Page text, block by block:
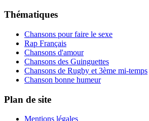
Thématiques
Chansons pour faire le sexe
Rap Français
Chansons d'amour
Chansons des Guinguettes
Chansons de Rugby et 3ème mi-temps
Chanson bonne humeur
Plan de site
Mentions légales